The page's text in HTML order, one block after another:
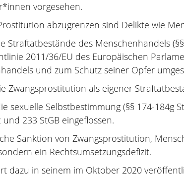
vorgesehen.
abzugrenzen sind Delikte wie
Straftatbestände des Menschenhandels
2011/36/EU des Europäischen
und zum Schutz seiner Opfer
Zwangsprostitution als eigener
sexuelle Selbstbestimmung (§§ 174-184g
233 StGB eingeflossen.
Sanktion von Zwangsprostitution,
ein Rechtsumsetzungsdefizit.
dazu in seinem im Oktober 2020